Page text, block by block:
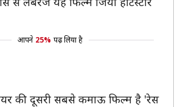
आपने 25% पढ़ लिया है
की दूसरी सबसे कमाऊ फिल्म है 'रेस